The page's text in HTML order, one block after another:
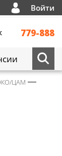
Войти
779-888
ЦАМ